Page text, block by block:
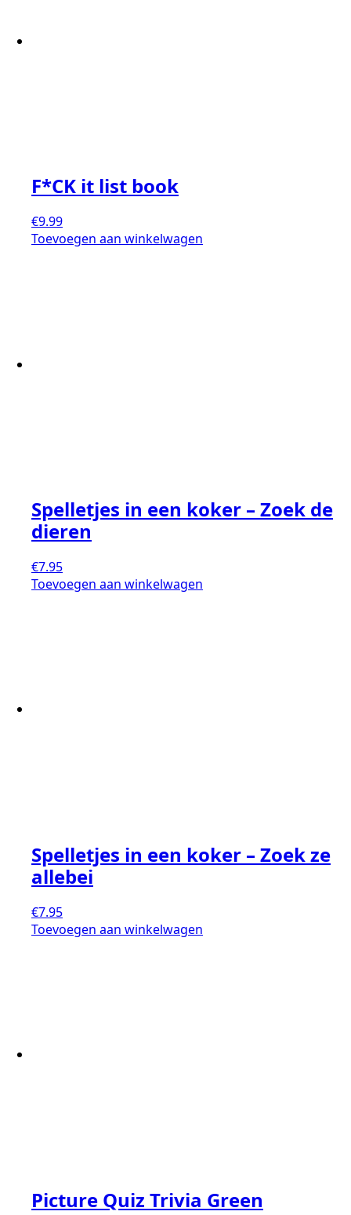
F*CK it list book
€9.99
Toevoegen aan winkelwagen
Spelletjes in een koker – Zoek de
dieren
€7.95
Toevoegen aan winkelwagen
Spelletjes in een koker – Zoek ze
allebei
€7.95
Toevoegen aan winkelwagen
Picture Quiz Trivia Green